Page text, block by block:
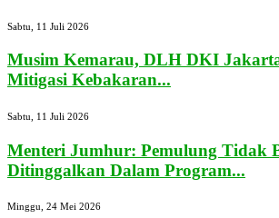
Sabtu, 11 Juli 2026
Musim Kemarau, DLH DKI
Mitigasi Kebakaran...
Sabtu, 11 Juli 2026
Menteri Jumhur: Pemulung Tidak
Ditinggalkan Dalam Program...
Minggu, 24 Mei 2026